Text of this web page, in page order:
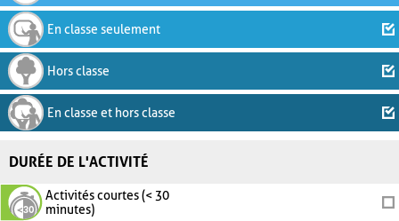
En classe seulement
Hors classe
En classe et hors classe
DURÉE DE L'ACTIVITÉ
Activités courtes (< 30
minutes)